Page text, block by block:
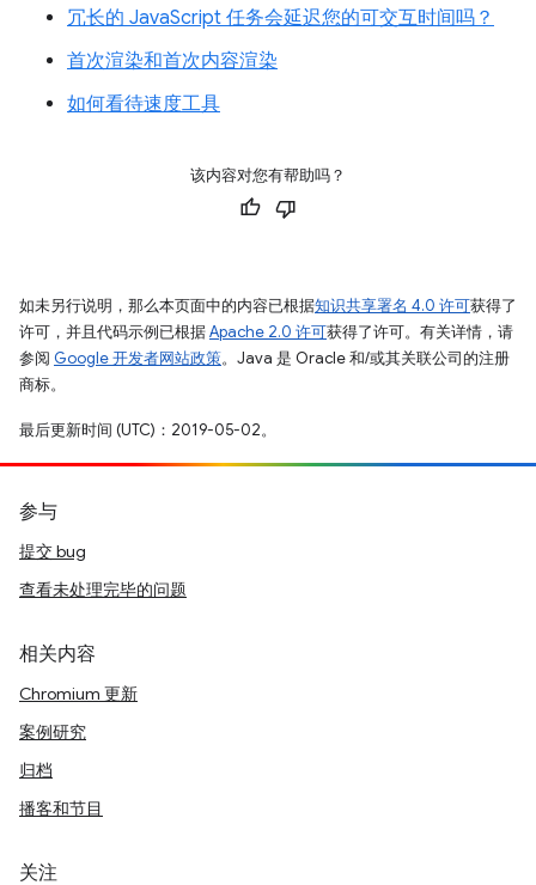
冗长的 JavaScript 任务会延迟您的可交互时间吗？
首次渲染和首次内容渲染
如何看待速度工具
该内容对您有帮助吗？
如未另行说明，那么本页面中的内容已根据知识共享署名 4.0 许可获得了
许可，并且代码示例已根据Apache 2.0 许可获得了许可。有关详情，请
参阅 Google 开发者网站政策。Java 是 Oracle 和/或其关联公司的注册
商标。
最后更新时间 (UTC)：2019-05-02。
参与
提交 bug
查看未处理完毕的问题
相关内容
Chromium 更新
案例研究
归档
播客和节目
关注